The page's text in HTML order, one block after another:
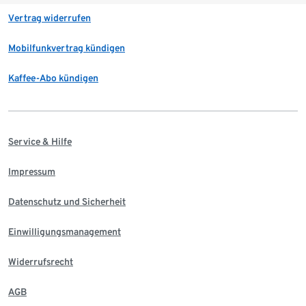
Vertrag widerrufen
Mobilfunkvertrag kündigen
Kaffee-Abo kündigen
Service & Hilfe
Impressum
Datenschutz und Sicherheit
Einwilligungsmanagement
Widerrufsrecht
AGB